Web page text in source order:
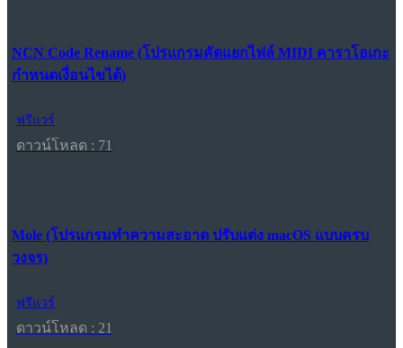
NCN Code Rename (โปรแกรมคัดแยกไฟล์ MIDI คาราโอเกะ
กำหนดเงื่อนไขได้)
ฟรีแวร์
ดาวน์โหลด : 71
Mole (โปรแกรมทำความสะอาด ปรับแต่ง macOS แบบครบ
วงจร)
ฟรีแวร์
ดาวน์โหลด : 21